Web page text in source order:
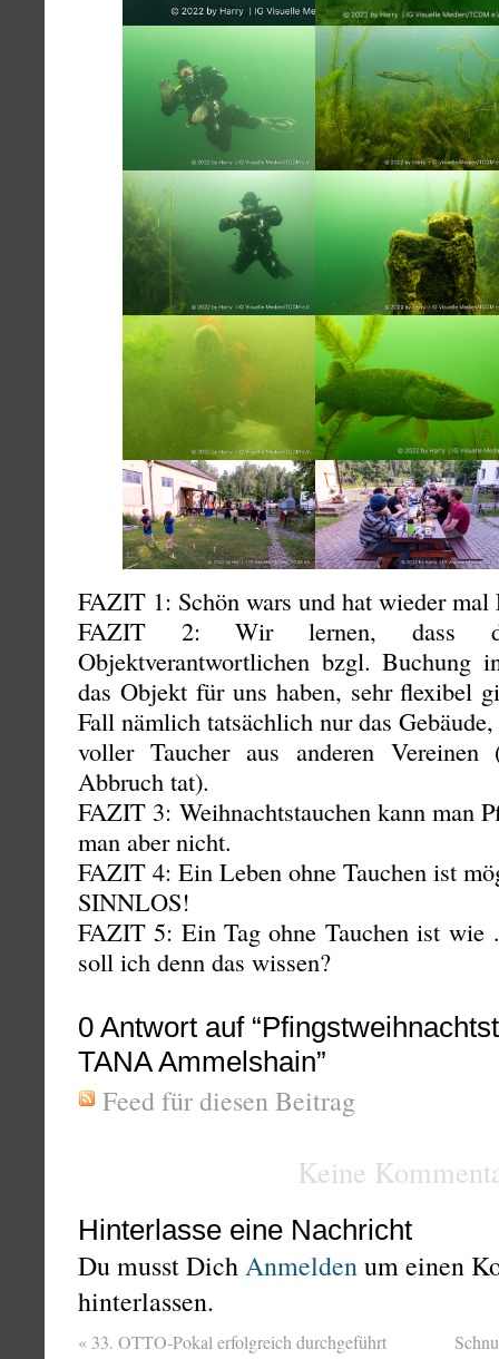
FAZIT 1: Schön wars und hat wieder mal
FAZIT 2: Wir lernen, dass
Objektverantwortlichen bzgl. Buchung
das Objekt für uns haben, sehr flexibel
Fall nämlich tatsächlich nur das
voller Taucher aus anderen Vereinen
Abbruch tat).
FAZIT 3: Weihnachtstauchen kann man
man aber nicht.
FAZIT 4: Ein Leben ohne Tauchen ist
SINNLOS!
FAZIT 5: Ein Tag ohne Tauchen ist
soll ich denn das wissen?
0 Antwort auf
TANA Ammelshain”
Feed für diesen Beitrag
Keine
Hinterlasse eine Nachricht
Du musst DichAnmeldenum einen
hinterlassen.
« 33. OTTO-Pokal erfolgreich durchgeführt